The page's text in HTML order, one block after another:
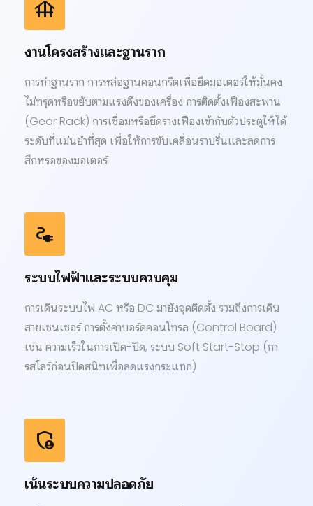
foundation
งานโครงสร้างและฐานราก
การทำฐานราก การหล่อฐานคอนกรีตเพื่อยึดมอเตอร์ให้มั่นคง
ไม่ทรุดหรือขยับตามแรงดึงของเครื่อง การติดตั้งเฟืองสะพาน
(Gear Rack) การเชื่อมหรือยึดรางเฟืองเข้ากับตัวประตูให้ได้
ระดับที่แม่นยำที่สุด เพื่อให้การขับเคลื่อนราบรื่นและลดการ
สึกหรอของมอเตอร์
electrical_services
ระบบไฟฟ้าและระบบควบคุม
การเดินระบบไฟ AC หรือ DC มายังจุดติดตั้ง รวมถึงการเดิน
สายเซนเซอร์ การตั้งค่าบอร์ดคอนโทรล (Control Board)
เช่น ความเร็วในการเปิด-ปิด, ระบบ Soft Start-Stop (กา
รสโลว์ก่อนปิดสนิทเพื่อลดแรงกระแทก)
admin_panel_settings
เน้นระบบความปลอดภัย